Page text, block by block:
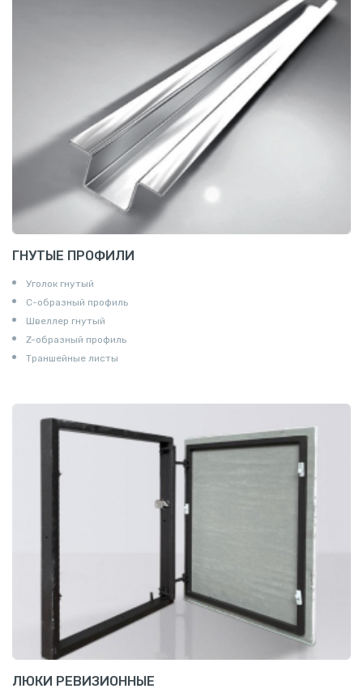
ГНУТЫЕ ПРОФИЛИ
Уголок гнутый
С-образный профиль
Швеллер гнутый
Z-образный профиль
Траншейные листы
ЛЮКИ РЕВИЗИОННЫЕ